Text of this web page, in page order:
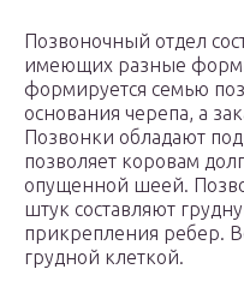
Позвоночный отдел
имеющих разные
формируется семью
основания черепа, а
Позвонки обладают
позволяет коровам
опущенной шеей.
штук составляют
прикрепления ребер.
грудной клеткой.